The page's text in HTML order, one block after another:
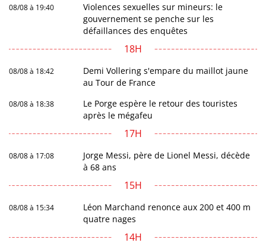
08/08 à 19:40
Violences sexuelles sur mineurs: le
gouvernement se penche sur les
défaillances des enquêtes
18H
08/08 à 18:42
Demi Vollering s'empare du maillot jaune
au Tour de France
08/08 à 18:38
Le Porge espère le retour des touristes
après le mégafeu
17H
08/08 à 17:08
Jorge Messi, père de Lionel Messi, décède
à 68 ans
15H
08/08 à 15:34
Léon Marchand renonce aux 200 et 400 m
quatre nages
14H